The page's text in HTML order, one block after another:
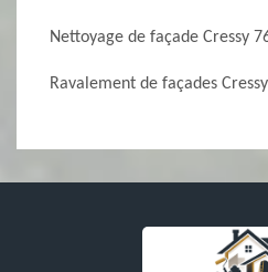
Nettoyage de façade Cressy
Ravalement de façades